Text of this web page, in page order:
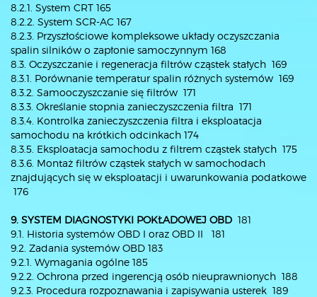
8.2.1. System CRT 165
8.2.2. System SCR-AC 167
8.2.3. Przyszłościowe kompleksowe układy oczyszczania
spalin silników o zapłonie samoczynnym 168
8.3. Oczyszczanie i regeneracja filtrów cząstek stałych 169
8.3.1. Porównanie temperatur spalin różnych systemów 169
8.3.2. Samooczyszczanie się filtrów 171
8.3.3. Określanie stopnia zanieczyszczenia filtra 171
8.3.4. Kontrolka zanieczyszczenia filtra i eksploatacja
samochodu na krótkich odcinkach 174
8.3.5. Eksploatacja samochodu z filtrem cząstek stałych 175
8.3.6. Montaż filtrów cząstek stałych w samochodach
znajdujących się w eksploatacji i uwarunkowania podatkowe
176
9. SYSTEM DIAGNOSTYKI POKŁADOWEJ OBD 181
9.1. Historia systemów OBD I oraz OBD II 181
9.2. Zadania systemów OBD 183
9.2.1. Wymagania ogólne 185
9.2.2. Ochrona przed ingerencją osób nieuprawnionych 188
9.2.3. Procedura rozpoznawania i zapisywania usterek 189